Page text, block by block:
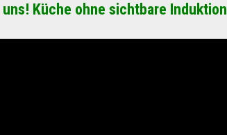
Küche ohne sichtbare Induktion